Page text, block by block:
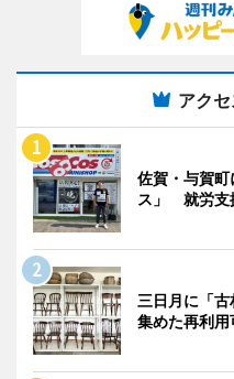
アク
佐賀・与賀町
ス」 就労支
三日月に「
集めた再利